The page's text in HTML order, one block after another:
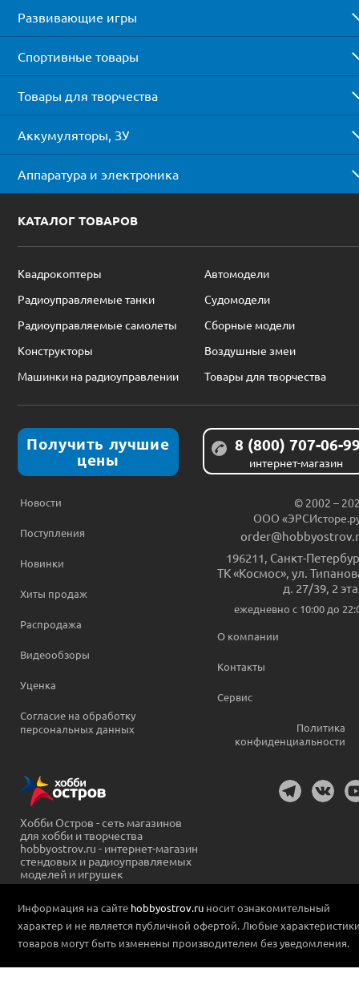
Развивающие игры
Спортивные товары
Товары для творчества
Аккумуляторы, ЗУ
Аппаратура и электроника
КАТАЛОГ ТОВАРОВ
Квадрокоптеры
Автомодели
Радиоуправляемые танки
Судомодели
Радиоуправляемые самолеты
Сборные модели
Конструкторы
Воздушные змеи
Машинки на радиоуправлении
Товары для творчества
Получить лучшие
цены
8 (800) 707-06-
интернет-магазин
Новости
Поступления
Новинки
Хиты продаж
Распродажа
Видеообзоры
Уценка
Согласие на обработку
персональных данных
© 2002 –
ООО
196211, Санкт-
ТК «Космос», ул.
д. 27/39, 2
ежедневно c 10:00 до
О компании
Контакты
Сервис
Политика
конфиденциальности
Хобби Остров - сеть магазинов
для хобби и творчества
hobbyostrov.ru - интернет-магазин
стендовых и радиоуправляемых
моделей и игрушек
Информация на сайте hobbyostrov.ru носит ознакомительный
характер и не является публичной офертой. Любые
товаров могут быть изменены производителем без уведомления.